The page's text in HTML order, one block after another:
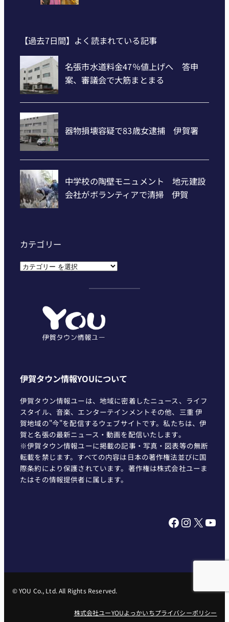
【過去7日間】よく読まれている記事
カテゴリー
カ
伊賀タウン情報YOUについて
伊賀タウン情報ユーは、地域に密着したニュース、ライフ
スタイル、音楽、エンターテインメントその他、三重 伊
賀地域の"今"を配信するウェブサイトです。私たちは、伊
賀と名張の最新ニュース・動画を配信いたします。
※伊賀タウン情報ユーに掲載の記事・写真・図表等の無断
転載を禁じます。すべての内容は日本の著作権法並びに国
際条約により保護されています。著作権は株式会社ユーま
たはその情報提供者に属します。
Facebook InstagramX YouTube
© YOU Co., Ltd. All Rights Reserved.
株式会社ユーYOUよっかいちプライバシーポリシー